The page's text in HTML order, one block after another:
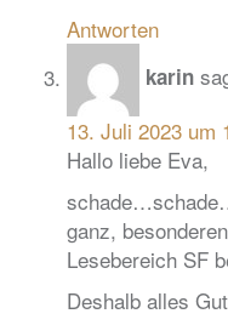
Antworten
karin
13. Juli 2023 um
Hallo liebe Eva,
ganz,
Lesebereich SF
Deshalb alles